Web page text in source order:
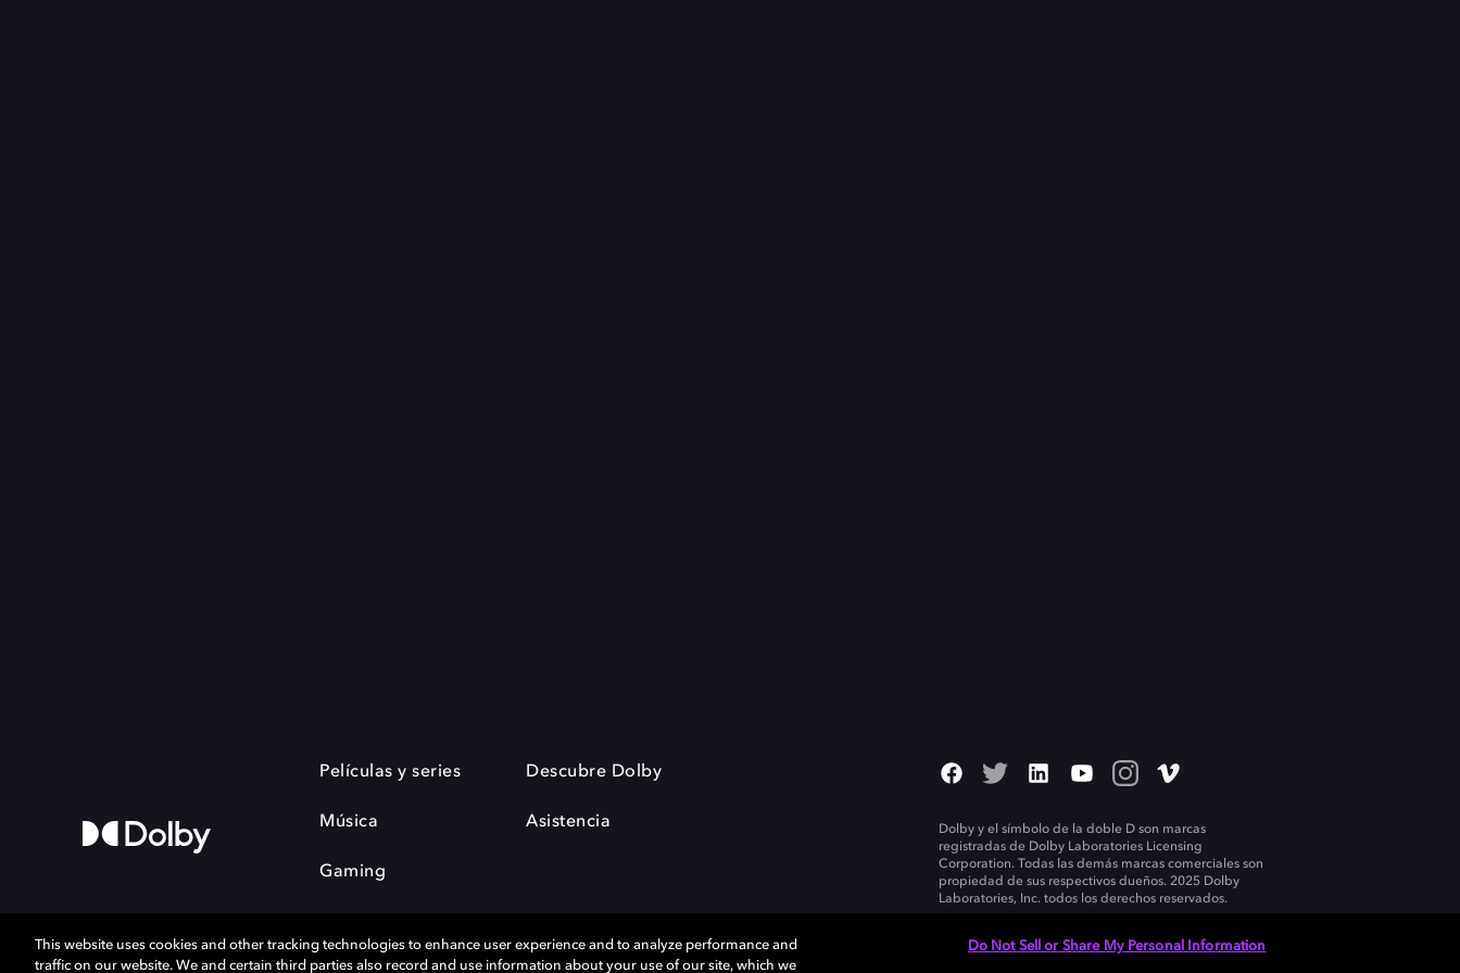
Películas y series
Música
Gaming
Descubre Dolby
Asistencia
Dolby y el símbolo de la doble D son marcas
registradas de Dolby Laboratories Licensing
Corporation. Todas las demás marcas comerciales son
propiedad de sus respectivos dueños. 2025 Dolby
Laboratories, Inc. todos los derechos reservados.
This website uses cookies and other tracking technologies to enhance user experience and to analyze performance and
traffic on our website. We and certain third parties also record and use information about your use of our site, which we
Do Not Sell or Share My Personal Information